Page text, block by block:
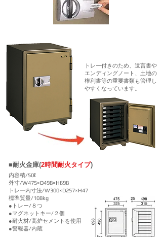
​トレー付きのため、遺言書や
エンディングノート、土地の
権利書等の重要書類も管理し
やすくなっています。
■耐火金庫(2時間耐火タイプ)
内容積/50ℓ
外寸/W475×D498×H698
トレー内寸法/W300×D257×H47
​標準質量/108kg
●トレー/８つ
●マグネットキー/２個
​●耐火材/高炉セメントを使用​
​●警報器/内蔵